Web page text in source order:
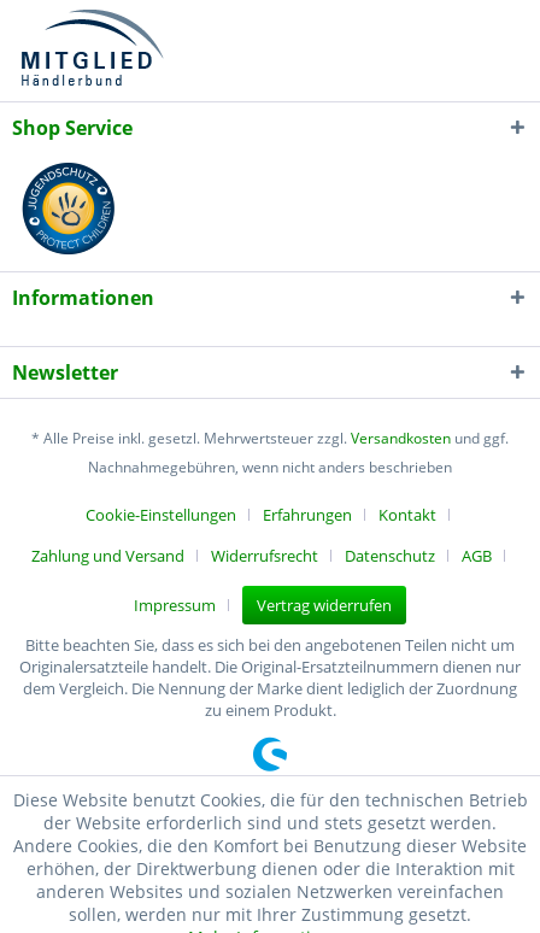
Shop Service
Informationen
Newsletter
* Alle Preise inkl. gesetzl. Mehrwertsteuer zzgl.Versandkosten und ggf.
Nachnahmegebühren, wenn nicht anders beschrieben
Cookie-Einstellungen Erfahrungen
Kontakt
Zahlung und Versand
Widerrufsrecht Datenschutz AGB
Impressum
Vertrag widerrufen
Bitte beachten Sie, dass es sich bei den angebotenen Teilen nicht um
Originalersatzteile handelt. Die Original-Ersatzteilnummern dienen nur
dem Vergleich. Die Nennung der Marke dient lediglich der Zuordnung
zu einem Produkt.
Diese Website benutzt Cookies, die für den technischen Betrieb
der Website erforderlich sind und stets gesetzt werden.
Andere Cookies, die den Komfort bei Benutzung dieser Website
erhöhen, der Direktwerbung dienen oder die Interaktion mit
anderen Websites und sozialen Netzwerken vereinfachen
sollen, werden nur mit Ihrer Zustimmung gesetzt.